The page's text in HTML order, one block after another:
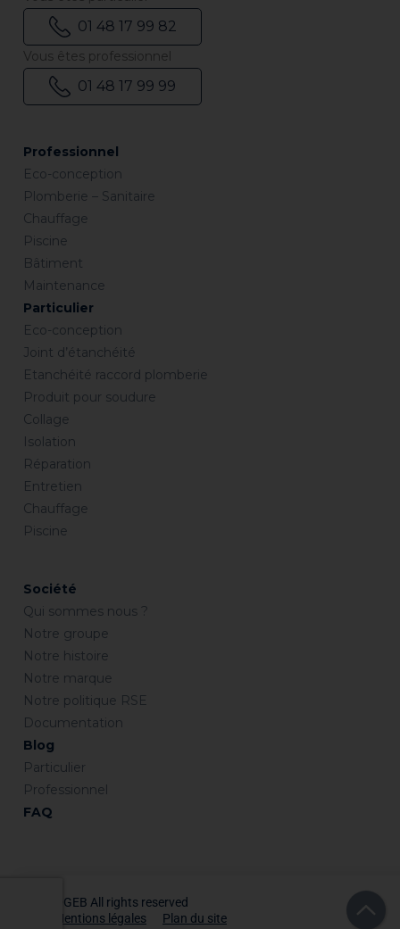
Professionnel
Eco-conception
Plomberie – Sanitaire
Chauffage
Piscine
Bâtiment
Maintenance
Particulier
Eco-conception
Joint d’étanchéité
Etanchéité raccord plomberie
Produit pour soudure
Collage
Isolation
Réparation
Entretien
Chauffage
Piscine
Société
Qui sommes nous ?
Notre groupe
Notre histoire
Notre marque
Notre politique RSE
Documentation
Blog
Particulier
Professionnel
FAQ
01 48 17 99 82
Vous êtes professionnel
01 48 17 99 99
©GEB All rights reserved
Mentions légales
Plan du site